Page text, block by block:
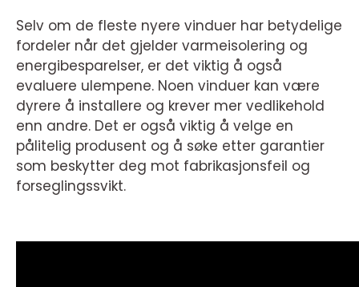
Selv om de fleste nyere vinduer har betydelige
fordeler når det gjelder varmeisolering og
energibesparelser, er det viktig å også
evaluere ulempene. Noen vinduer kan være
dyrere å installere og krever mer vedlikehold
enn andre. Det er også viktig å velge en
pålitelig produsent og å søke etter garantier
som beskytter deg mot fabrikasjonsfeil og
forseglingssvikt.